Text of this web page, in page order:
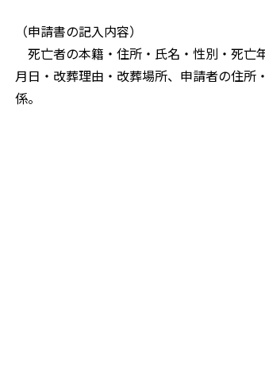
（申請書の記入内容）
死亡者の本籍・住所・氏名・性別・死亡
月日・改葬理由・改葬場所、申請者の住
係